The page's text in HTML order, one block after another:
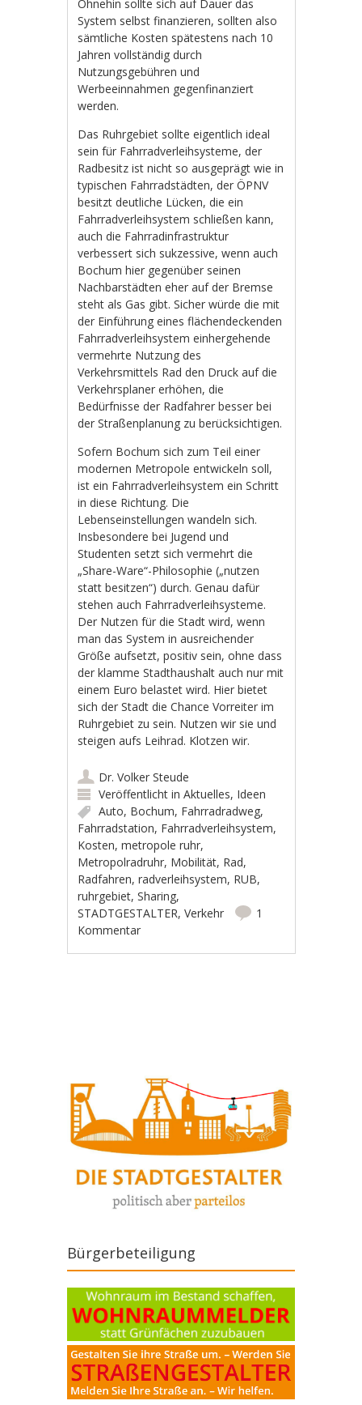
Ohnehin sollte sich auf Dauer das
System selbst finanzieren, sollten also
sämtliche Kosten spätestens nach 10
Jahren vollständig durch
Nutzungsgebühren und
Werbeeinnahmen gegenfinanziert
werden.
Das Ruhrgebiet sollte eigentlich ideal
sein für Fahrradverleihsysteme, der
Radbesitz ist nicht so ausgeprägt wie in
typischen Fahrradstädten, der ÖPNV
besitzt deutliche Lücken, die ein
Fahrradverleihsystem schließen kann,
auch die Fahrradinfrastruktur
verbessert sich sukzessive, wenn auch
Bochum hier gegenüber seinen
Nachbarstädten eher auf der Bremse
steht als Gas gibt. Sicher würde die mit
der Einführung eines flächendeckenden
Fahrradverleihsystem einhergehende
vermehrte Nutzung des
Verkehrsmittels Rad den Druck auf die
Verkehrsplaner erhöhen, die
Bedürfnisse der Radfahrer besser bei
der Straßenplanung zu berücksichtigen.
Sofern Bochum sich zum Teil einer
modernen Metropole entwickeln soll,
ist ein Fahrradverleihsystem ein Schritt
in diese Richtung. Die
Lebenseinstellungen wandeln sich.
Insbesondere bei Jugend und
Studenten setzt sich vermehrt die
„Share-Ware“-Philosophie („nutzen
statt besitzen“) durch. Genau dafür
stehen auch Fahrradverleihsysteme.
Der Nutzen für die Stadt wird, wenn
man das System in ausreichender
Größe aufsetzt, positiv sein, ohne dass
der klamme Stadthaushalt auch nur mit
einem Euro belastet wird. Hier bietet
sich der Stadt die Chance Vorreiter im
Ruhrgebiet zu sein. Nutzen wir sie und
steigen aufs Leihrad. Klotzen wir.
Dr. Volker Steude
Veröffentlicht inAktuelles, Ideen
Auto, Bochum, Fahrradradweg,
Fahrradstation, Fahrradverleihsystem,
Kosten,metropole ruhr,
Metropolradruhr, Mobilität, Rad,
Radfahren,radverleihsystem, RUB,
ruhrgebiet,Sharing,
STADTGESTALTER,Verkehr
1
Kommentar
Bürgerbeteiligung